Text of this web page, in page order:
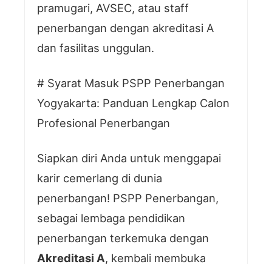
pramugari, AVSEC, atau staff
penerbangan dengan akreditasi A
dan fasilitas unggulan.
# Syarat Masuk PSPP Penerbangan
Yogyakarta: Panduan Lengkap Calon
Profesional Penerbangan
Siapkan diri Anda untuk menggapai
karir cemerlang di dunia
penerbangan! PSPP Penerbangan,
sebagai lembaga pendidikan
penerbangan terkemuka dengan
Akreditasi A, kembali membuka